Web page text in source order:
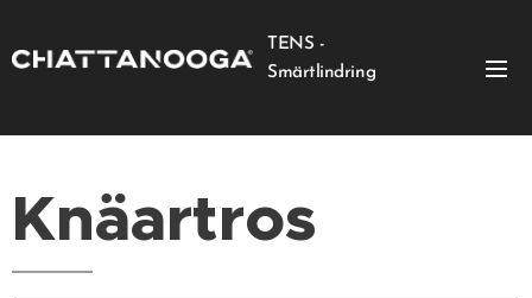
TENS -
Smärtlindring
Knäartros